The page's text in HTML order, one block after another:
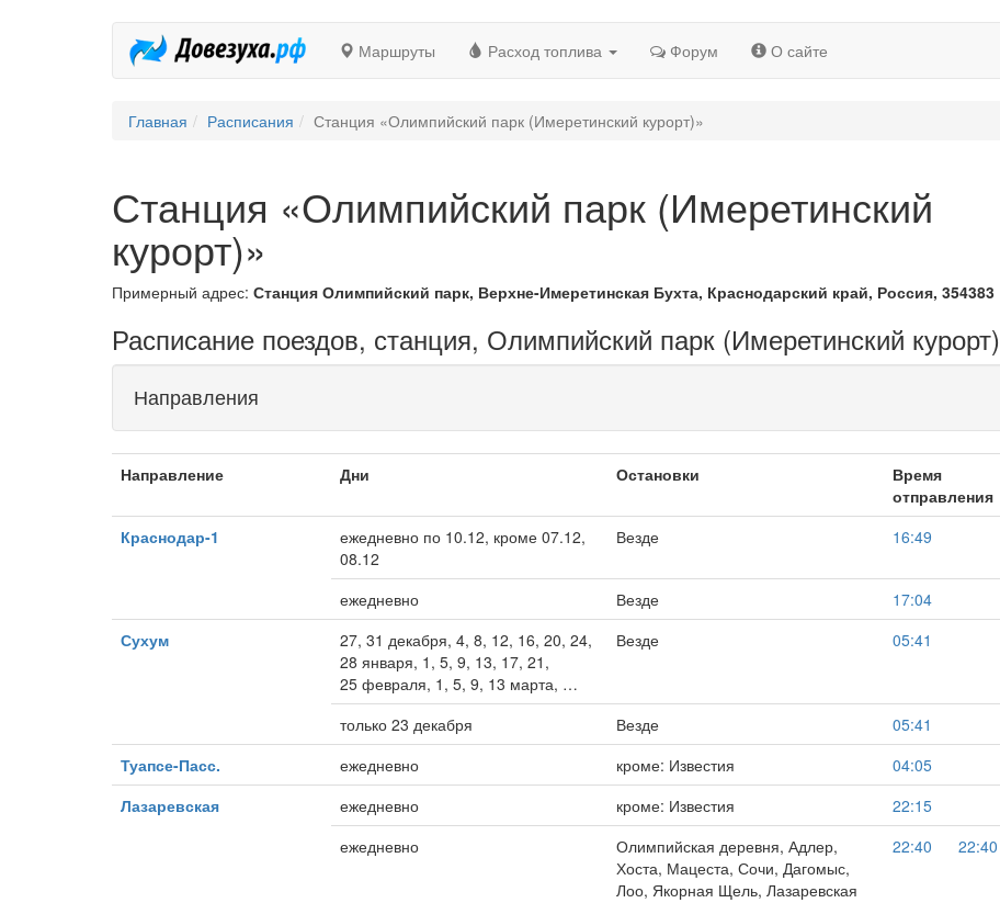
Маршруты Расход топлива Форум О сайте
Главная Расписания Станция «Олимпийский парк (Имеретинский курорт)»
Станция «Олимпийский парк (Имеретинский
курорт)»
Примерный адрес: Станция Олимпийский парк, Верхне-Имеретинская Бухта, Краснодарский край, Россия, 354383
Расписание поездов, станция, Олимпийский парк (Имеретинский курорт)
Направления
Направление Дни Остановки
Время
отправления
Краснодар-1
ежедневно по 10.12, кроме 07.12,
08.12
Везде 16:49
ежедневно Везде
17:04
Сухум
27, 31 декабря, 4, 8, 12, 16, 20, 24,
28 января, 1, 5, 9, 13, 17, 21,
25 февраля, 1, 5, 9, 13 марта, …
Везде 05:41
только 23 декабря Везде
05:41
Туапсе-Пасс.
ежедневно кроме: Известия
04:05
Лазаревская
ежедневно кроме: Известия
22:15
ежедневно
Олимпийская деревня, Адлер,
Хоста, Мацеста, Сочи, Дагомыс,
Лоо, Якорная Щель, Лазаревская
22:40 22:40